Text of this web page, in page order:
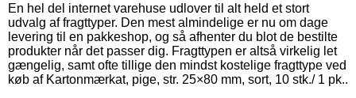
En hel del internet varehuse udlover til alt held et stort
udvalg af fragttyper. Den mest almindelige er nu om dage
levering til en pakkeshop, og så afhenter du blot de bestilte
produkter når det passer dig. Fragttypen er altså virkelig let
gængelig, samt ofte tillige den mindst kostelige fragttype ved
køb af Kartonmærkat, pige, str. 25×80 mm, sort, 10 stk./ 1 pk..